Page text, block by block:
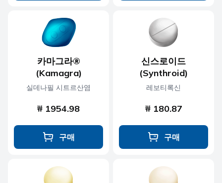
카마그라®
(Kamagra)
실데나필 시트르산염
₩ 1954.98
구매
신스로이드
(Synthroid)
레보티록신
₩ 180.87
구매